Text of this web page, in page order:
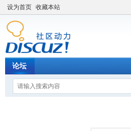
设为首页 收藏本站
论坛